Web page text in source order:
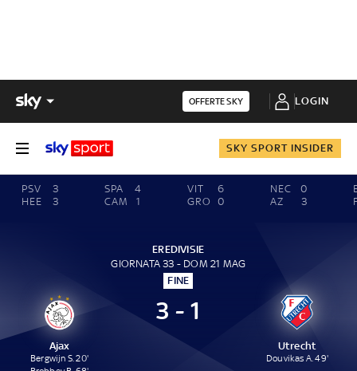
OFFERTE SKY LOGIN
SKY SPORT INSIDER
PSV
3
HEE
3
SPA
4
CAM
1
VIT
6
GRO
0
NEC
0
AZ
3
EREDIVISIE
GIORNATA 33 - DOM 21 MAG
FINE
Ajax
Bergwijn S. 20'
3 - 1
Utrecht
Douvikas A. 49'